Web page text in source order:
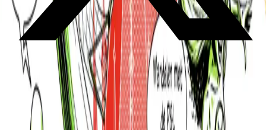
Plandel Party: De 2de Utrechtse Plandelweek
Praktische informatie